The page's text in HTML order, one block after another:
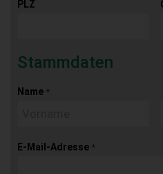
PLZ
Stammdaten
Name *
E-Mail-Adresse *